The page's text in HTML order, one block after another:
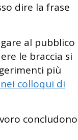
dire la frase
al pubblico
le braccia si
più
colloqui di
concludono